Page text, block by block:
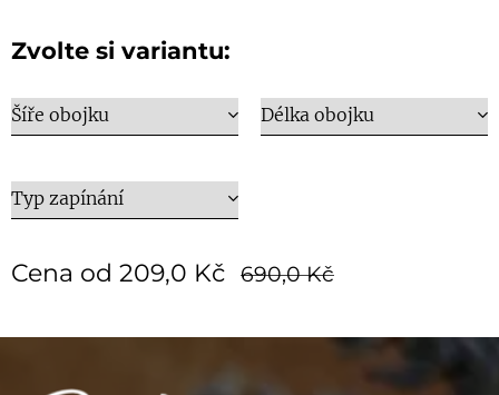
Zvolte si variantu:
Šíře obojku Délka obojku
Typ zapínání
Cena od 209,0 Kč 690,0Kč